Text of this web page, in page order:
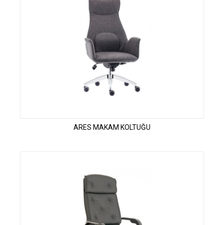
ARES MAKAM KOLTUĞU